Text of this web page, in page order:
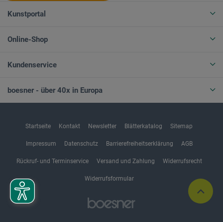
Kunstportal
Online-Shop
Kundenservice
boesner - über 40x in Europa
Startseite Kontakt Newsletter Blätterkatalog Sitemap
Impressum Datenschutz Barrierefreiheitserklärung AGB
Rückruf- und Terminservice Versand und Zahlung Widerrufsrecht
Widerrufsformular